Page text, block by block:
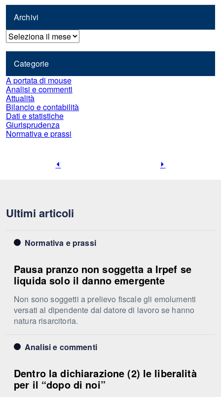
Archivi
Archivi
Categorie
A portata di mouse
Analisi e commenti
Attualità
Bilancio e contabilità
Dati e statistiche
Giurisprudenza
Normativa e prassi
Ultimi articoli
Normativa e prassi
Pausa pranzo non soggetta a Irpef se
liquida solo il danno emergente
Non sono soggetti a prelievo fiscale gli emolumenti
versati al dipendente dal datore di lavoro se hanno
natura risarcitoria.
Analisi e commenti
Dentro la dichiarazione (2) le liberalità
per il “dopo di noi”